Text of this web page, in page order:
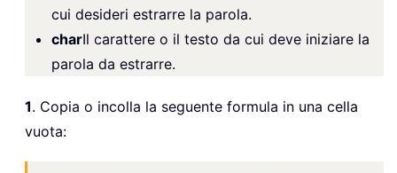
cui desideri estrarre la parola.
charIl carattere o il testo da cui deve iniziare la
parola da estrarre.
1. Copia o incolla la seguente formula in una cella
vuota: